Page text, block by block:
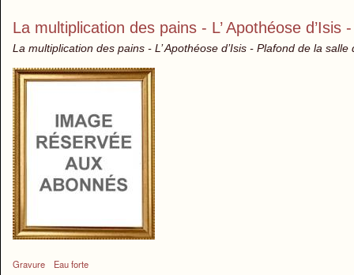
La multiplication des pains - L’ Apothéose
La multiplication des pains - L’ Apothéose d’Isis - Plafond de la
Gravure Eau forte